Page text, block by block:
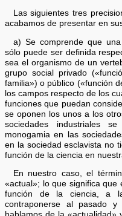
Las siguientes tres
acabamos de presentar en
a) Se comprende que
sólo puede ser definida
sea el organismo de un
grupo social privado
familia») o público («función
los campos respecto de los
funciones que puedan
se oponen los unos a los
sociedades industriales
monogamia en las
en la sociedad esclavista no
función de la ciencia en
En nuestro caso, el
«actual»; lo que significa que
función de la ciencia, a
contraponerse al pasado